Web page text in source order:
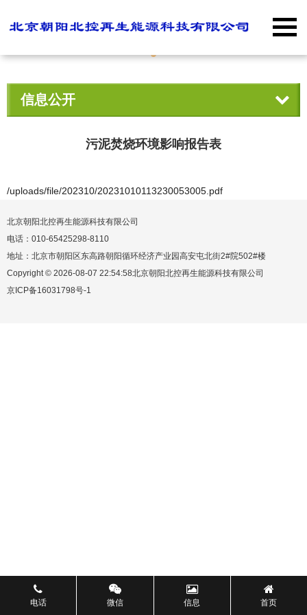
信息公开
污泥焚烧环境影响报告表
/uploads/file/202310/20231010113230053005.pdf
北京朝阳北控再生能源科技有限公司
电话：010-65425298-8110
地址：北京市朝阳区东高路朝阳循环经济产业园高安屯北街2#院502#楼
Copyright © 2026-08-07 22:54:58北京朝阳北控再生能源科技有限公司
京ICP备16031798号-1
电话 微信 信息 首页